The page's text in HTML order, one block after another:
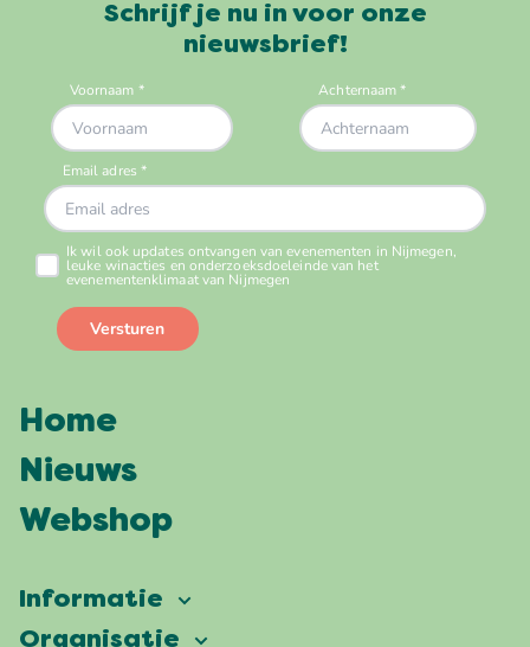
Schrijf je nu in voor onze
nieuwsbrief!
Home
Nieuws
Webshop
Informatie
Vierdaagsefeesten
Organisatie